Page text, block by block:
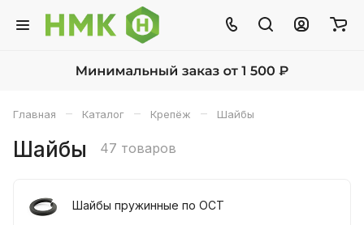
Главная – Каталог – Крепёж – Шайбы
Шайбы 47 товаров
Шайбы пружинные по ОСТ